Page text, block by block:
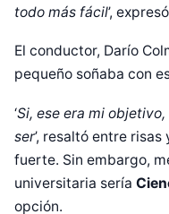
todo más fácil’,
El conductor, Darío
pequeño soñaba con
‘Si, ese era mi
ser’, resaltó entre
fuerte. Sin embargo,
universitaria sería
opción.